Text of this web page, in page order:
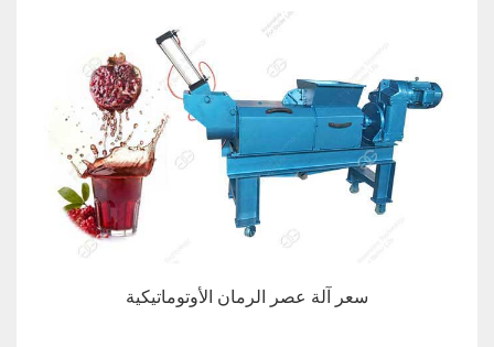
سعر آلة عصر الرمان الأوتوماتيكية